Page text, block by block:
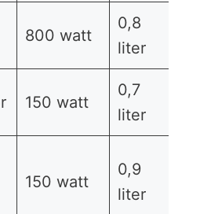
800 watt
0,8
liter
150 watt
0,7
liter
150 watt
0,9
liter